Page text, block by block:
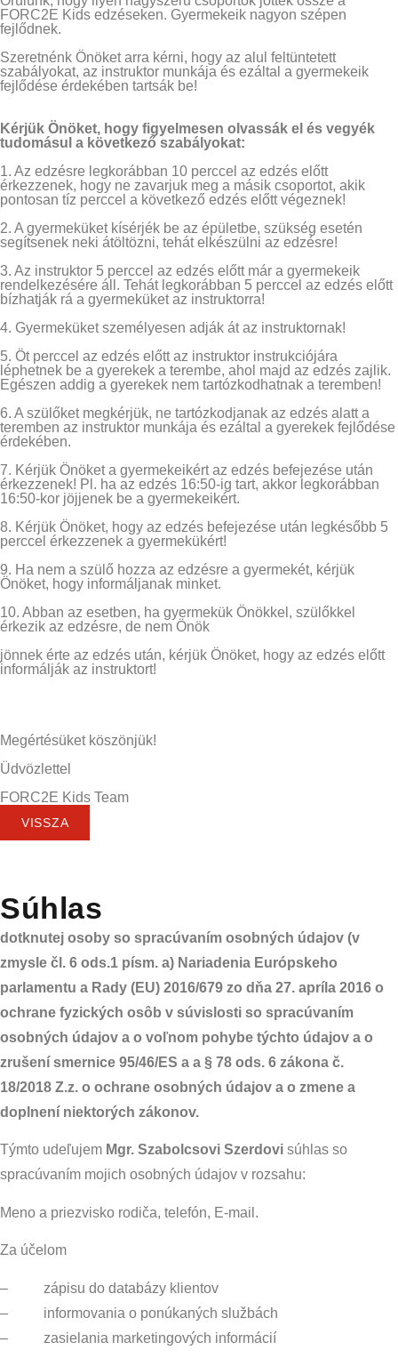
FORC2E Kids edzéseken. Gyermekeik nagyon szépen
fejlődnek.
Szeretnénk Önöket arra kérni, hogy az alul feltüntetett
szabályokat, az instruktor munkája és ezáltal a gyermekeik
fejlődése érdekében tartsák be!
Kérjük Önöket, hogy figyelmesen olvassák el és vegyék
tudomásul a következő szabályokat:
1. Az edzésre legkorábban 10 perccel az edzés előtt
érkezzenek, hogy ne zavarjuk meg a másik csoportot, akik
pontosan tíz perccel a következő edzés előtt végeznek!
2. A gyermeküket kísérjék be az épületbe, szükség esetén
segítsenek neki átöltözni, tehát elkészülni az edzésre!
3. Az instruktor 5 perccel az edzés előtt már a gyermekeik
rendelkezésére áll. Tehát legkorábban 5 perccel az edzés előtt
bízhatják rá a gyermeküket az instruktorra!
4. Gyermeküket személyesen adják át az instruktornak!
5. Öt perccel az edzés előtt az instruktor instrukciójára
léphetnek be a gyerekek a terembe, ahol majd az edzés zajlik.
Egészen addig a gyerekek nem tartózkodhatnak a teremben!
6. A szülőket megkérjük, ne tartózkodjanak az edzés alatt a
teremben az instruktor munkája és ezáltal a gyerekek fejlődése
érdekében.
7. Kérjük Önöket a gyermekeikért az edzés befejezése után
érkezzenek! Pl. ha az edzés 16:50-ig tart, akkor legkorábban
16:50-kor jöjjenek be a gyermekeikért.
8. Kérjük Önöket, hogy az edzés befejezése után legkésőbb 5
perccel érkezzenek a gyermekükért!
9. Ha nem a szülő hozza az edzésre a gyermekét, kérjük
Önöket, hogy informáljanak minket.
10. Abban az esetben, ha gyermekük Önökkel, szülőkkel
érkezik az edzésre, de nem Önök
jönnek érte az edzés után, kérjük Önöket, hogy az edzés előtt
informálják az instruktort!
Megértésüket köszönjük!
Üdvözlettel
FORC2E Kids Team
VISSZA
Súhlas
dotknutej osoby so spracúvaním osobných údajov (v
zmysle čl. 6 ods.1 písm. a) Nariadenia Európskeho
parlamentu a Rady (EU) 2016/679 zo dňa 27. apríla 2016 o
ochrane fyzických osôb v súvislosti so spracúvaním
osobných údajov a o voľnom pohybe týchto údajov a o
zrušení smernice 95/46/ES a a § 78 ods. 6 zákona č.
18/2018 Z.z. o ochrane osobných údajov a o zmene a
doplnení niektorých zákonov.
Týmto udeľujem Mgr. Szabolcsovi Szerdovi súhlas so
spracúvaním mojich osobných údajov v rozsahu:
Meno a priezvisko rodiča, telefón, E-mail.
Za účelom
– zápisu do databázy klientov
– informovania o ponúkaných službách
– zasielania marketingových informácií